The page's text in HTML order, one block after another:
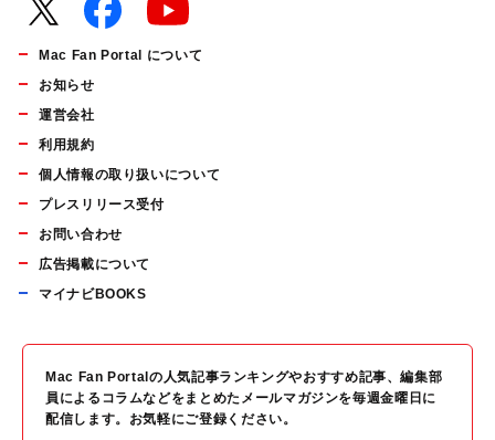
Mac Fan Portal について
お知らせ
運営会社
利用規約
個人情報の取り扱いについて
プレスリリース受付
お問い合わせ
広告掲載について
マイナビBOOKS
Mac Fan Portalの人気記事ランキングやおすすめ記事、編集部
員によるコラムなどをまとめたメールマガジンを毎週金曜日に
配信します。お気軽にご登録ください。